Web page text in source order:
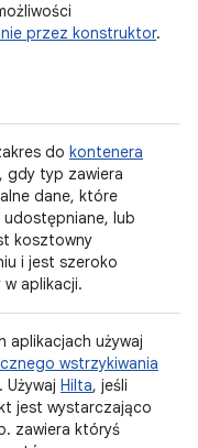
przez konstruktor.
do kontenera
, gdy typ zawiera
dane, które
udostępniane, lub
kosztowny
i jest szeroko
aplikacji.
aplikacjach używaj
wstrzykiwania
. Używaj Hilta, jeśli
jest wystarczająco
zawiera któryś